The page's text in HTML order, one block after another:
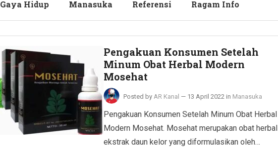
Gaya Hidup Manasuka Referensi Ragam Info
Pengakuan Konsumen Setelah
Minum Obat Herbal Modern
Mosehat
Posted by AR Kanal — 13 April 2022 in Manasuka
Pengakuan Konsumen Setelah Minum Obat Herbal
Modern Mosehat. Mosehat merupakan obat herbal
ekstrak daun kelor yang diformulasikan oleh…